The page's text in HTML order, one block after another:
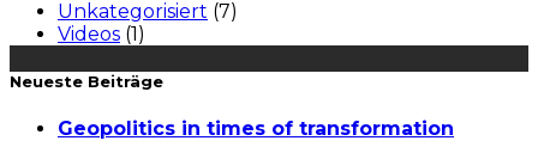
Unkategorisiert (7)
Videos (1)
Neueste Beiträge
Geopolitics in times of transformation